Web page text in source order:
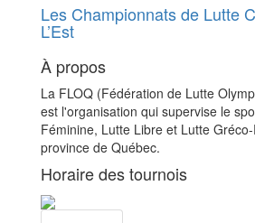
Les Championnats de Lutte
L’Est
À propos
La FLOQ (Fédération de Lutte
est l'organisation qui supervise le
Féminine, Lutte Libre et Lutte
province de Québec.
Horaire des tournois